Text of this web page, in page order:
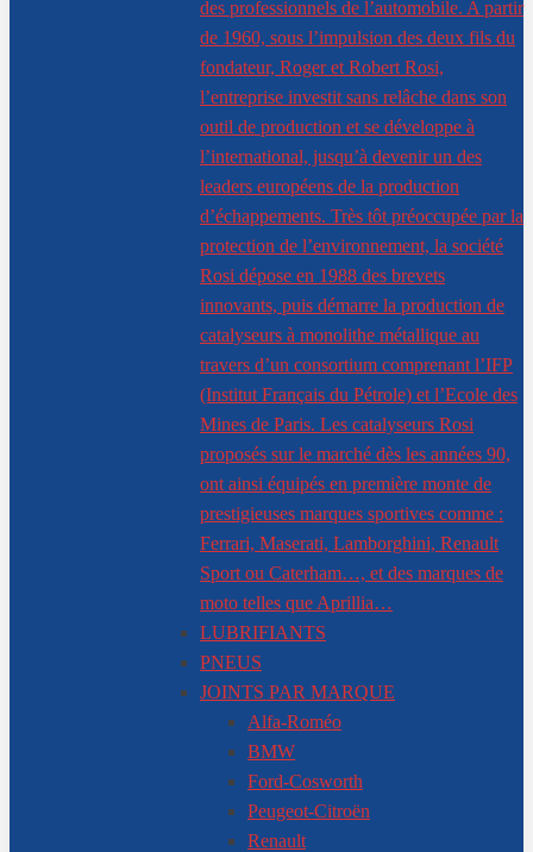
des professionnels de l’automobile. A partir
de 1960, sous l’impulsion des deux fils du
fondateur, Roger et Robert Rosi,
l’entreprise investit sans relâche dans son
outil de production et se développe à
l’international, jusqu’à devenir un des
leaders européens de la production
d’échappements. Très tôt préoccupée par la
protection de l’environnement, la société
Rosi dépose en 1988 des brevets
innovants, puis démarre la production de
catalyseurs à monolithe métallique au
travers d’un consortium comprenant l’IFP
(Institut Français du Pétrole) et l’Ecole des
Mines de Paris. Les catalyseurs Rosi
proposés sur le marché dès les années 90,
ont ainsi équipés en première monte de
prestigieuses marques sportives comme :
Ferrari, Maserati, Lamborghini, Renault
Sport ou Caterham…, et des marques de
moto telles que Aprillia…
LUBRIFIANTS
PNEUS
JOINTS PAR MARQUE
Alfa-Roméo
BMW
Ford-Cosworth
Peugeot-Citroën
Renault